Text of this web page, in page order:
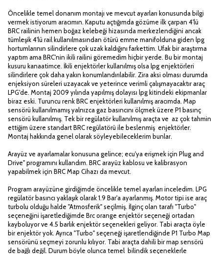
Öncelikle temel donanım montajı ve mevcut ayarları konusunda bilgi
vermek istiyorum aracımın. Kaputu açtığımda gözüme ilk çarpan 4'lü
BRC railinin hemen boğaz kelebeği hizasında merkezlendiğini ancak
tümleşik 4'lü rail kullanılmasından ötürü emme manifolduna giden lpg
hortumlarının silindirlere çok uzak kaldığını farkettim. Ufak bir araştırma
yaptım ama BRC'nin ikili railini göremedim hiçbir yerde. Bu bir montaj
kusuru kanaatimce. İkili enjektörler kullanılmış olsa lpg enjektörleri
silindirlere çok daha yakın konumlandırılabilir. Zira aksi olması durumda
enjeksiyon süreleri uzayacak ve yeterince verimli çalışmayacaktır araç
LPG'de. Montaj 2009 yılında yapılmış dolayısı lpg kitindeki ekipmanlar
biraz eski. Turuncu renk BRC enjektörleri kullanılmış aracımda. Map
sensörü kullanılmamış yalnızca gaz basıncını ölçmek üzere P1 basınç
sensörü kullanılmış. Tek bir regülatör kullanılmış araçta ve az çok tahmin
ettiğim üzere standart BRC regülatörü ile beslenmiş enjektörler.
Montaj hakkında genel olarak söyleyebileceklerim bunlar.
Arayüz ve ayarlamalar konusuna gelince; ecu'ya erişmek için Plug and
Drive" programını kullandım. BRC arayüz kablosu ve kalibrasyon
yapabilmek için BRC Map Cihazı da mevcut.
Program arayüzüne girdiğimde öncelikle temel ayarları inceledim. LPG
regülatör basıncı yaklaşık olarak 1.9 Bar'a ayarlanmış. Motor tipi ise araç
turbolu olduğu halde "Atmosferik" seçilmiş. İlginç olan tarafı "Turbo"
seçeneğini işaretlediğimde Brc orange enjektör seçeneği ortadan
kayboluyor ve 4.5 barlık enjektör seçenekleri geliyor. Tabi araçta öyle
bir enjektör yok. Ayrıca "Turbo" seçeneği işaretlendiğinde P1 Turbo Map
sensörünü seçmeyi zorunlu kılıyor. Tabi araçta dahili bir map sensörü
de bağlı değil. Durum böyle olunca temel bilindik seçeneklerle